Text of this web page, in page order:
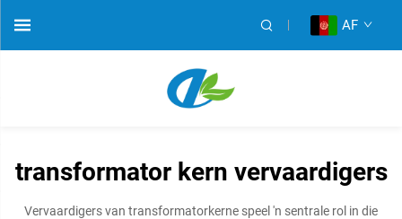
AF
transformator kern vervaardigers
Vervaardigers van transformatorkerne speel 'n sentrale rol in die